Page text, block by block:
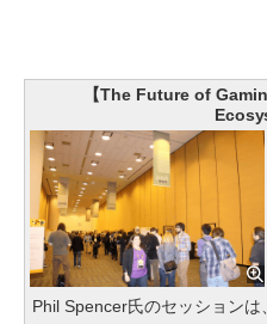
【The Future of
Phil Spencer氏のセッション